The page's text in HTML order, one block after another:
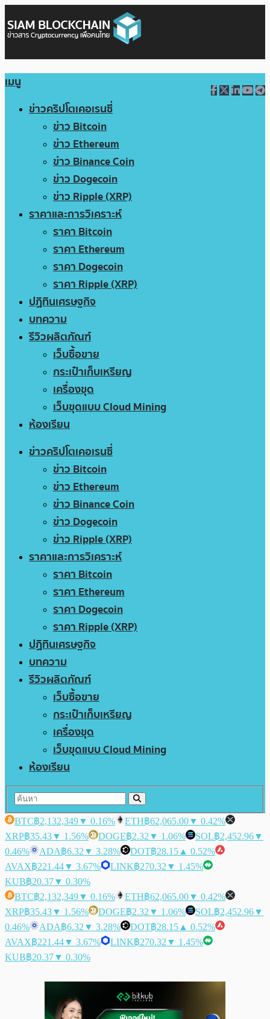
เมนู
ข่าวคริปโตเคอเรนซี่
ข่าว Bitcoin
ข่าว Ethereum
ข่าว Binance Coin
ข่าว Dogecoin
ข่าว Ripple (XRP)
ราคาและการวิเคราะห์
ราคา Bitcoin
ราคา Ethereum
ราคา Dogecoin
ราคา Ripple (XRP)
ปฏิทินเศรษฐกิจ
บทความ
รีวิวผลิตภัณฑ์
เว็บซื้อขาย
กระเป๋าเก็บเหรียญ
เครื่องขุด
เว็บขุดแบบ Cloud Mining
ห้องเรียน
ข่าวคริปโตเคอเรนซี่
ข่าว Bitcoin
ข่าว Ethereum
ข่าว Binance Coin
ข่าว Dogecoin
ข่าว Ripple (XRP)
ราคาและการวิเคราะห์
ราคา Bitcoin
ราคา Ethereum
ราคา Dogecoin
ราคา Ripple (XRP)
ปฏิทินเศรษฐกิจ
บทความ
รีวิวผลิตภัณฑ์
เว็บซื้อขาย
กระเป๋าเก็บเหรียญ
เครื่องขุด
เว็บขุดแบบ Cloud Mining
ห้องเรียน
BTC฿2,132,349▼ 0.16% ETH฿62,065.00▼ 0.42%
XRP฿35.43▼ 1.56% DOGE฿2.32 ▼ 1.06% SOL฿2,452.96▼
0.46%
ADA฿6.32 ▼ 3.28% DOT฿28.15 ▲ 0.52%
AVAX฿221.44▼ 3.67% LINK฿270.32 ▼ 1.45%
KUB฿20.37▼ 0.30%
BTC฿2,132,349▼ 0.16% ETH฿62,065.00▼ 0.42%
XRP฿35.43▼ 1.56% DOGE฿2.32 ▼ 1.06% SOL฿2,452.96▼
0.46%
ADA฿6.32 ▼ 3.28% DOT฿28.15 ▲ 0.52%
AVAX฿221.44▼ 3.67% LINK฿270.32 ▼ 1.45%
KUB฿20.37▼ 0.30%